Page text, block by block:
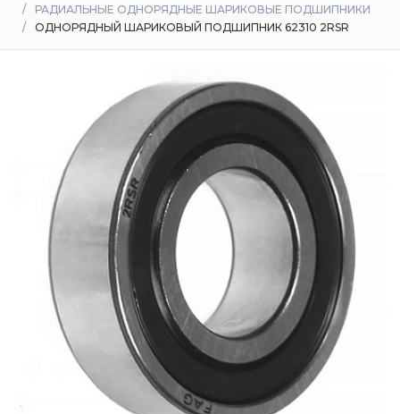
доставка
РАДИАЛЬНЫЕ ОДНОРЯДНЫЕ ШАРИКОВЫЕ ПОДШИПНИКИ
ОДНОРЯДНЫЙ ШАРИКОВЫЙ ПОДШИПНИК 62310 2RSR